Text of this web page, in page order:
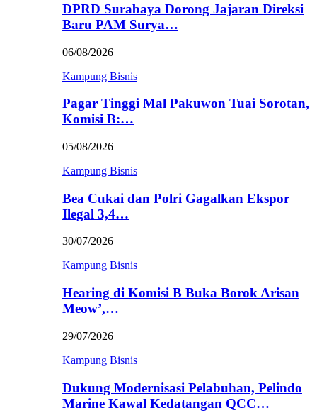
DPRD Surabaya Dorong Jajaran Direksi
Baru PAM Surya…
06/08/2026
Kampung Bisnis
Pagar Tinggi Mal Pakuwon Tuai Sorotan,
Komisi B:…
05/08/2026
Kampung Bisnis
Bea Cukai dan Polri Gagalkan Ekspor
Ilegal 3,4…
30/07/2026
Kampung Bisnis
Hearing di Komisi B Buka Borok Arisan
Meow’,…
29/07/2026
Kampung Bisnis
Dukung Modernisasi Pelabuhan, Pelindo
Marine Kawal Kedatangan QCC…